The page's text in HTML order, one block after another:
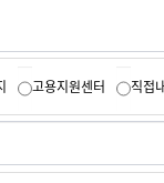
고용지원센터 직접